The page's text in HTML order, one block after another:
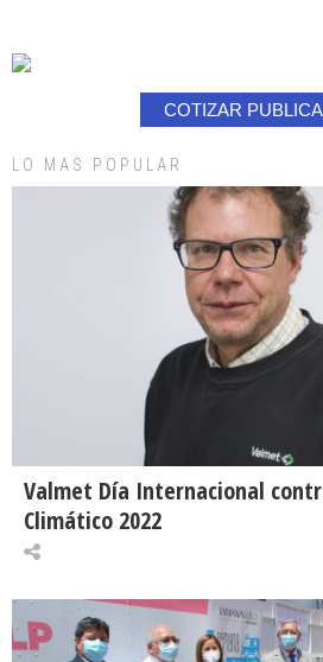
COTIZAR
LO MAS POPULAR
Valmet Día Internacional
Climático 2022